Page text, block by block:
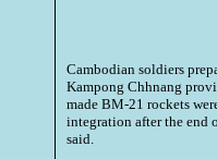
Cambodian soldiers
Kampong Chhnang
made BM-21 rockets
integration after the end
said.